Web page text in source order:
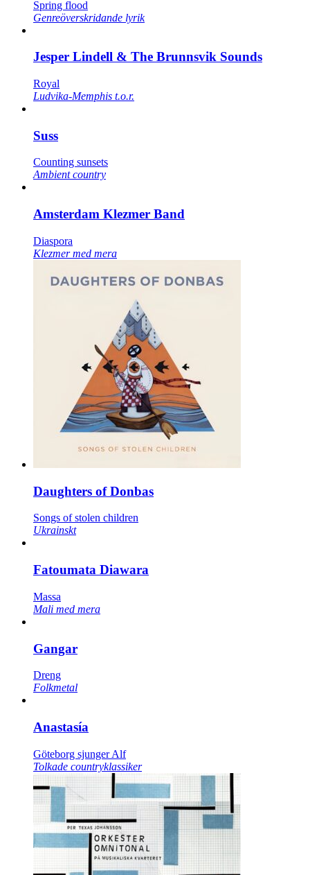
Spring flood
Genreöverskridande lyrik
Jesper Lindell & The Brunnsvik Sounds
Royal
Ludvika-Memphis t.o.r.
Suss
Counting sunsets
Ambient country
Amsterdam Klezmer Band
Diaspora
Klezmer med mera
Daughters of Donbas
Songs of stolen children
Ukrainskt
Fatoumata Diawara
Massa
Mali med mera
Gangar
Dreng
Folkmetal
Anastasía
Göteborg sjunger Alf
Tolkade countryklassiker